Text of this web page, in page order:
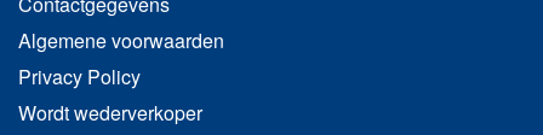
Algemene voorwaarden
Privacy Policy
Wordt wederverkoper